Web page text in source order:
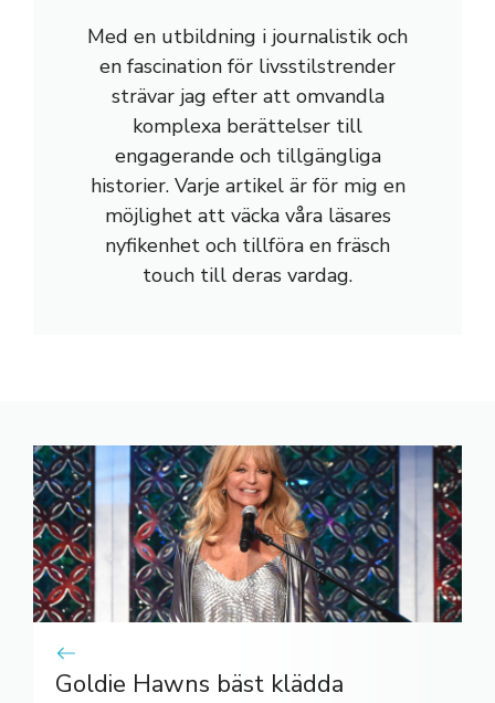
Med en utbildning i journalistik och
en fascination för livsstilstrender
strävar jag efter att omvandla
komplexa berättelser till
engagerande och tillgängliga
historier. Varje artikel är för mig en
möjlighet att väcka våra läsares
nyfikenhet och tillföra en fräsch
touch till deras vardag.
Goldie Hawns bäst klädda